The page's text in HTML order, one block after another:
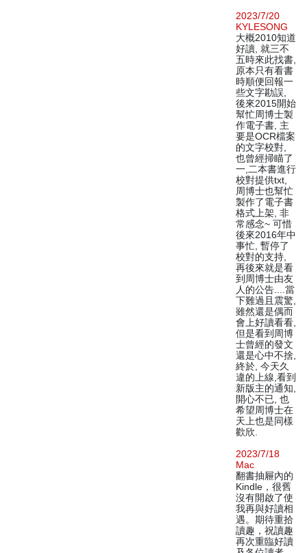
2023/7/20
KYLESONG
大概2010知道
好讀, 就三不
五時來此找書,
原本只有看書
時順便回報一
些文字勘誤,
後來2015開始
幫忙周博士製
作電子書, 主
要是OCR檔案
的文字校對,
也曾經掃瞄了
一,二本書進行
校對提供txt,
周博士也幫忙
製作了電子書
格式上架, 非
常感念~ 可惜
後來2016年中
事忙, 暫停了
校對的支持,
再後來就是看
到周博士由友
人的公告....當
下難過且震驚,
雖然還是偶而
會上好讀看看,
但是看到周博
士曾經的發文
還是心中不捨,
終於, 今天久
違的上線,看到
新版主的通知,
開心不已, 也
希望周博士在
天上也是同樣
歡欣.
2023/7/18
Mac
翻書抽屜內的
Kindle，很舊
沒有開啟了使
我再與好讀相
遇。期待重拾
讀趣，祝讀趣
再次重臨好讀